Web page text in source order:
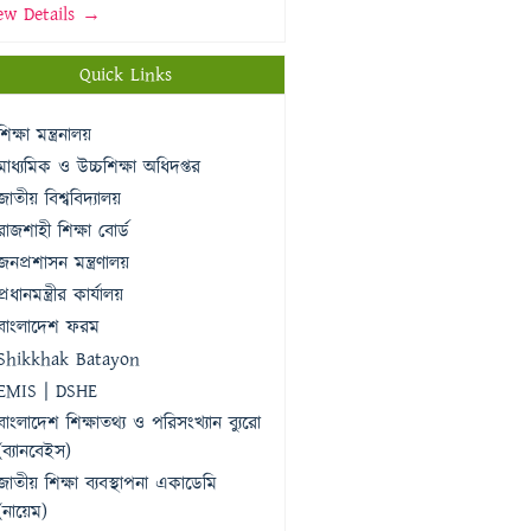
Details →
Quick Links
মন্ত্রনালয়
ও উচ্চশিক্ষা অধিদপ্তর
বিশ্ববিদ্যালয়
শিক্ষা বোর্ড
মন্ত্রণালয়
কার্যালয়
ফরম
Batayon
| DSHE
শিক্ষাতথ্য ও পরিসংখ্যান ব্যুরো
শিক্ষা ব্যবস্থাপনা একাডেমি